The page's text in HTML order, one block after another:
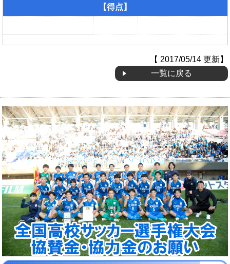
応援グッズご案内
【得点】
【 2017/05/14 更新】
一覧に戻る